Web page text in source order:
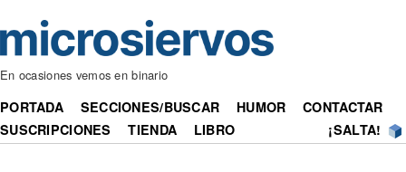
En ocasiones vemos en binario
PORTADA SECCIONES/BUSCAR HUMOR
CONTACTAR
SUSCRIPCIONES
TIENDA LIBRO ¡SALTA!